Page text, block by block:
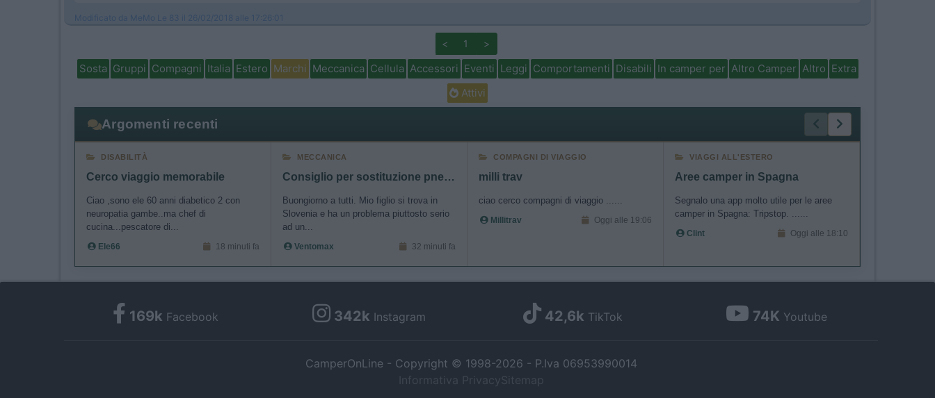
Modificato da MeMo Le 83 il 26/02/2018 alle 17:26:01
< 1 >
Sosta Gruppi Compagni Italia Estero Marchi Meccanica Cellula Accessori Eventi Leggi Comportamenti Disabili In camper per Altro Camper Altro Extra
Attivi
Argomenti recenti
DISABILITÀ
Cerco viaggio memorabile
Ciao ,sono ele 60 anni diabetico 2 con
neuropatia gambe..ma chef di
cucina...pescatore di...
Ele66 18 minuti fa
MECCANICA
Consiglio per sostituzione pneumatico in Slovenia
Buongiorno a tutti. Mio figlio si trova in
Slovenia e ha un problema piuttosto serio
ad un...
Ventomax 32 minuti fa
COMPAGNI DI VIAGGIO
milli trav
ciao cerco compagni di viaggio ......
Millitrav Oggi alle 19:06
VIAGGI ALL'ESTERO
Aree camper in Spagna
Segnalo una app molto utile per le aree
camper in Spagna: Tripstop. ......
Clint Oggi alle 18:10
169k Facebook 342k Instagram 42,6k TikTok 74K Youtube
CamperOnLine - Copyright © 1998-2026 - P.Iva 06953990014
Informativa Privacy Sitemap